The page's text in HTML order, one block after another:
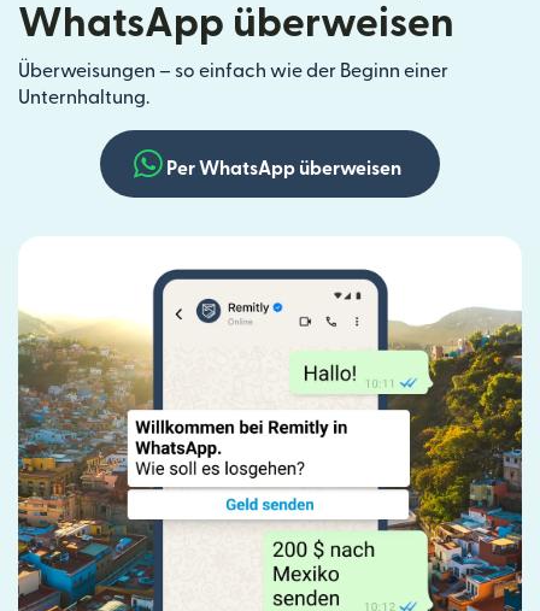
WhatsApp überweisen
Überweisungen – so einfach wie der Beginn einer
Unternhaltung.
Per WhatsApp überweisen